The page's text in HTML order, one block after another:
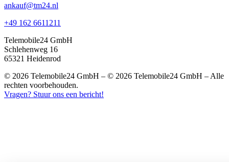
ankauf@tm24.nl
+49 162 6611211
Telemobile24 GmbH
Schlehenweg 16
65321 Heidenrod
© 2026 Telemobile24 GmbH – © 2026 Telemobile24 GmbH – Alle
rechten voorbehouden.
Vragen? Stuur ons een bericht!